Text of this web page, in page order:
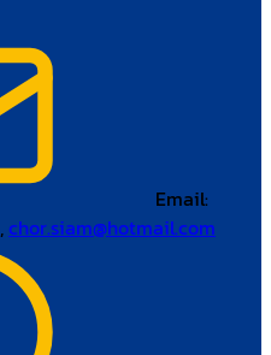
Email:
,chor.siam@hotmail.com